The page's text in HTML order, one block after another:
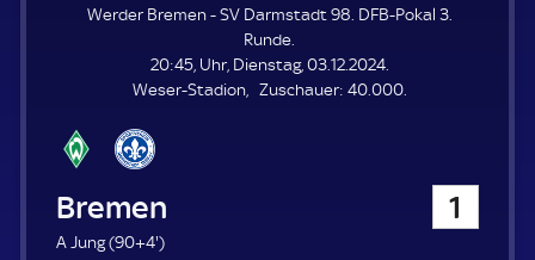
E
N
E
Werder Bremen - SV Darmstadt 98. DFB-Pokal 3.
Runde.
20:45, Uhr, Dienstag, 03.12.2024.
Weser-Stadion
Zuschauer: Z
40.000.
Werder Bremen 1
A Jung (90+4'9
)